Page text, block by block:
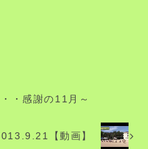
・感謝の11月～
【動画】